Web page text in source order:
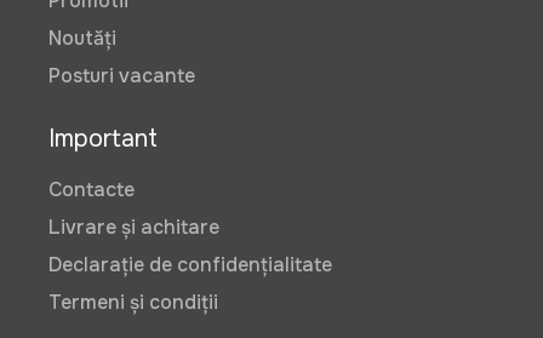
Noutăți
Posturi vacante
Important
Contacte
Livrare și achitare
Declarație de confidențialitate
Termeni și condiții